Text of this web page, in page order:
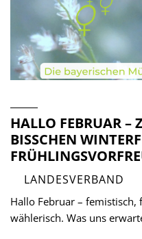
HALLO FEBRUAR –
BISSCHEN
LANDESVERBAND
Hallo Februar –
wählerisch. Was uns